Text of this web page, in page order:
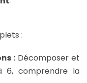
:
:Décomposer et
6, comprendre la